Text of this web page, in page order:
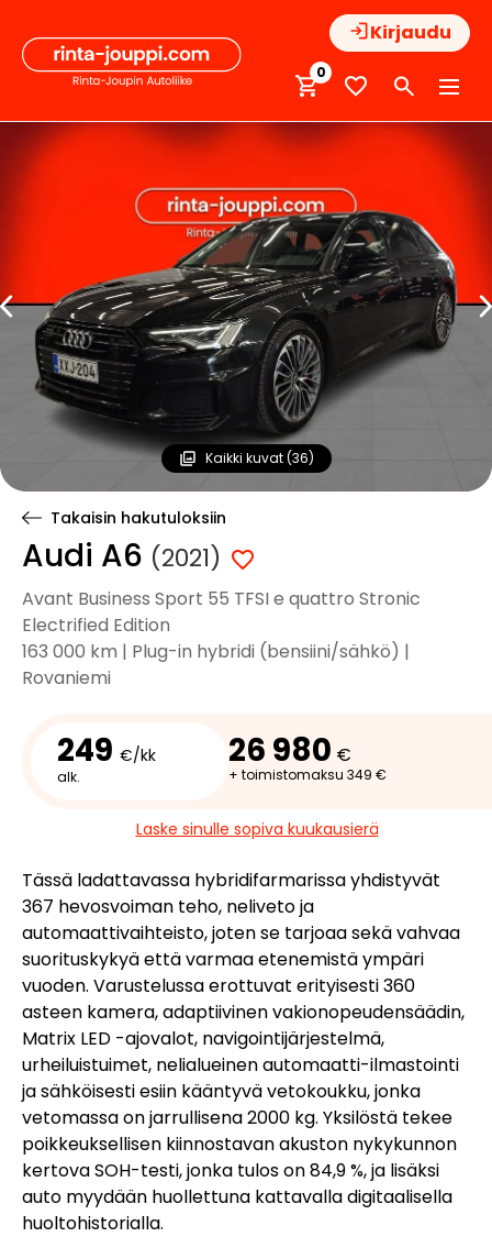
sisältöön
Kirjaudu
0
Kaikki kuvat (36)
Takaisin hakutuloksiin
Audi A6 (2021)
Avant Business Sport 55 TFSI e quattro Stronic
Electrified Edition
163 000 km | Plug-in hybridi (bensiini/sähkö) |
Rovaniemi
249 €/kk
alk.
26 980 €
+ toimistomaksu 349 €
Laske sinulle sopiva kuukausierä
Tässä ladattavassa hybridifarmarissa yhdistyvät
367 hevosvoiman teho, neliveto ja
automaattivaihteisto, joten se tarjoaa sekä vahvaa
suorituskykyä että varmaa etenemistä ympäri
vuoden. Varustelussa erottuvat erityisesti 360
asteen kamera, adaptiivinen vakionopeudensäädin,
Matrix LED -ajovalot, navigointijärjestelmä,
urheiluistuimet, nelialueinen automaatti-ilmastointi
ja sähköisesti esiin kääntyvä vetokoukku, jonka
vetomassa on jarrullisena 2000 kg. Yksilöstä tekee
poikkeuksellisen kiinnostavan akuston nykykunnon
kertova SOH-testi, jonka tulos on 84,9 %, ja lisäksi
auto myydään huollettuna kattavalla digitaalisella
huoltohistorialla.